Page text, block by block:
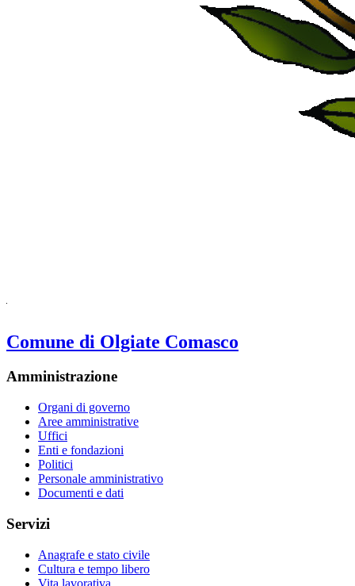
Comune di Olgiate Comasco
Amministrazione
Organi di governo
Aree amministrative
Uffici
Enti e fondazioni
Politici
Personale amministrativo
Documenti e dati
Servizi
Anagrafe e stato civile
Cultura e tempo libero
Vita lavorativa